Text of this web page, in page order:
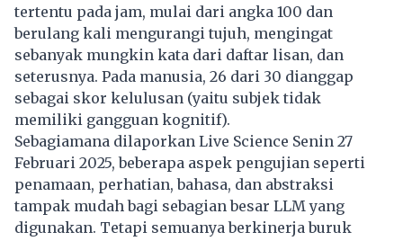
tertentu pada jam, mulai dari angka 100 dan
berulang kali mengurangi tujuh, mengingat
sebanyak mungkin kata dari daftar lisan, dan
seterusnya. Pada manusia, 26 dari 30 dianggap
sebagai skor kelulusan (yaitu subjek tidak
memiliki gangguan kognitif).
Sebagiamana dilaporkan Live Science Senin 27
Februari 2025, beberapa aspek pengujian seperti
penamaan, perhatian, bahasa, dan abstraksi
tampak mudah bagi sebagian besar LLM yang
digunakan. Tetapi semuanya berkinerja buruk